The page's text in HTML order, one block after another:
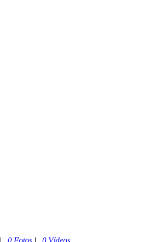
| 0 Fotos | 0 Vídeos